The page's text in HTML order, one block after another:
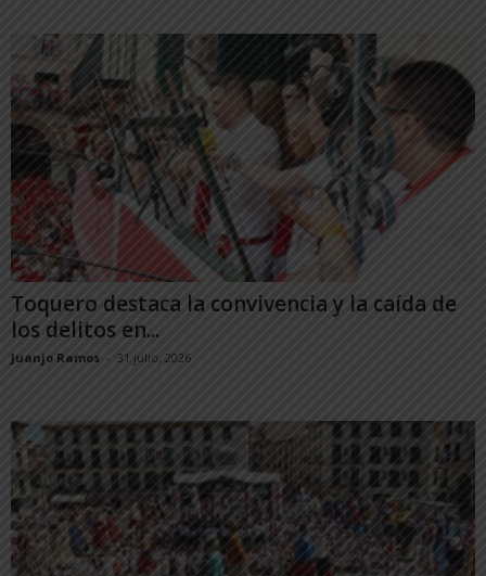
Toquero destaca la convivencia y la caída de
los delitos en...
Juanjo Ramos - 31 julio, 2026